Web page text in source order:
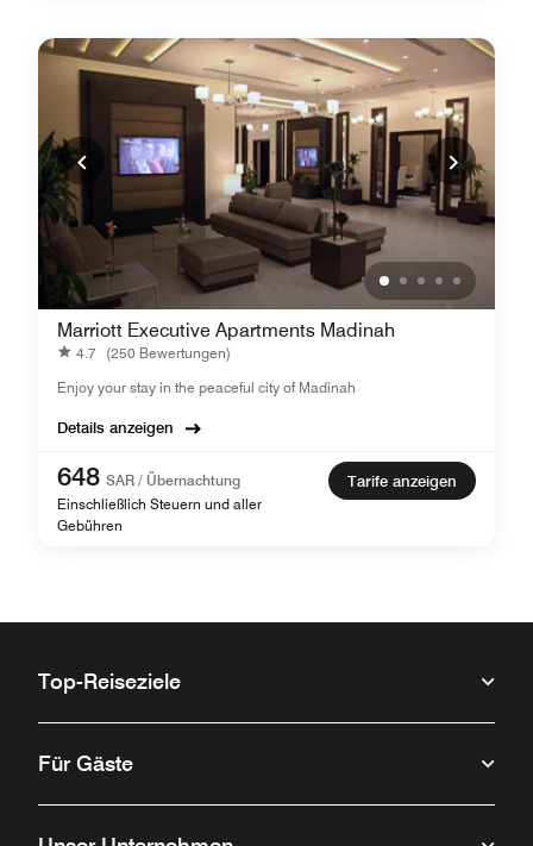
Marriott Executive Apartments Madinah
4.7 (250 Bewertungen)
Enjoy your stay in the peaceful city of Madinah
Details anzeigen
648 SAR / Übernachtung
Einschließlich Steuern und aller
Gebühren
Tarife anzeigen
Top-Reiseziele
Für Gäste